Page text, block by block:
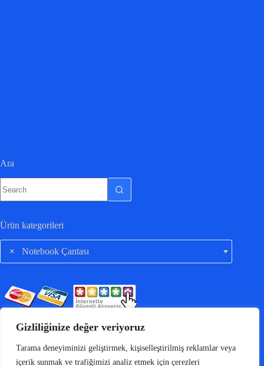
Gizliliğinize değer veriyoruz
Tarama deneyiminizi geliştirmek, kişiselleştirilmiş reklamlar veya
içerik sunmak ve trafiğimizi analiz etmek için çerezleri
Ara
Ürün kategorileri
× Notebook Çantası